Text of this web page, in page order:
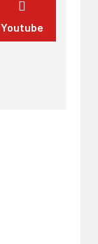
Youtube